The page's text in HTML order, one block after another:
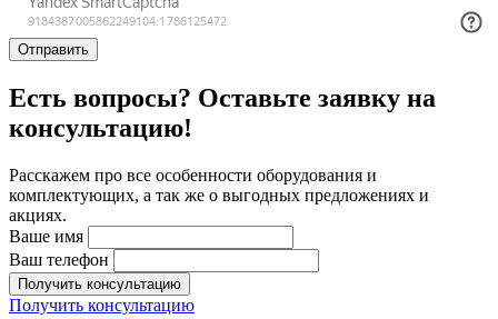
Отправить
Есть вопросы? Оставьте заявку на
консультацию!
Расскажем про все особенности оборудования и
комплектующих, а так же о выгодных предложениях и
акциях.
Ваше имя
Ваш телефон
Получить консультацию
Получить консультацию